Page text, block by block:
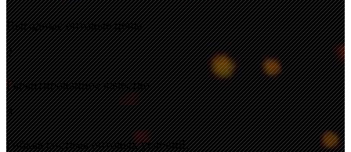
Выгодные оптовые цены.
2
Гарантированное качество.
3
Гибкая система оптовых условий.